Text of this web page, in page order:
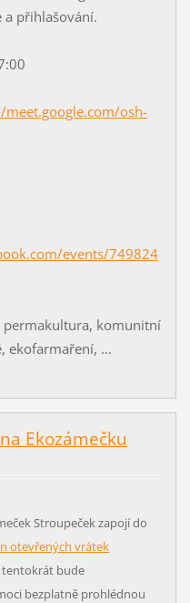
a přihlašování.
meet.google.com/osh-
events/749824
permakultura, komunitní
ekofarmaření, ...
Ekozámečku
Stroupeček zapojí do
otevřených vrátek
tentokrát bude
bezplatně prohlédnou